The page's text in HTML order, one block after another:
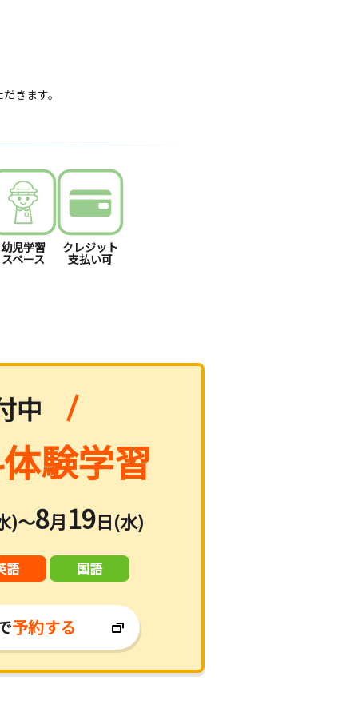
きます。
幼児学習
スペース
クレジット
支払い可
中
験学習
)～8月19日(水)
語 国語
予約する